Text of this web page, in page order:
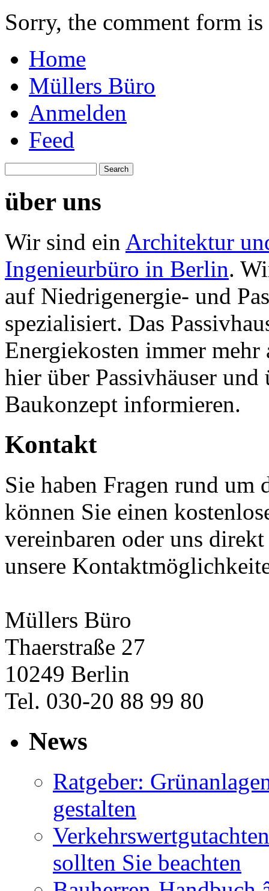
Sorry, the comment form
Home
Müllers Büro
Anmelden
Feed
über uns
Wir sind ein Architektur
Ingenieurbüro in Berlin.
auf Niedrigenergie- und
spezialisiert. Das
Energiekosten immer
hier über Passivhäuser und
Baukonzept informieren.
Kontakt
Sie haben Fragen rund um
können Sie einen
vereinbaren oder uns
unsere
Müllers Büro
Thaerstraße 27
10249 Berlin
Tel. 030-20 88 99 80
News
Ratgeber:
gestalten
sollten Sie beachten